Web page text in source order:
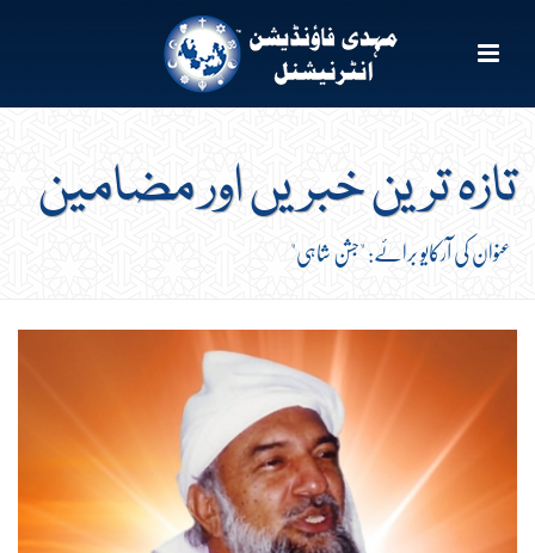
تازہ ترین خبریں اور مضامین
عنوان کی آرکایو برائے: "جشن شاہی"